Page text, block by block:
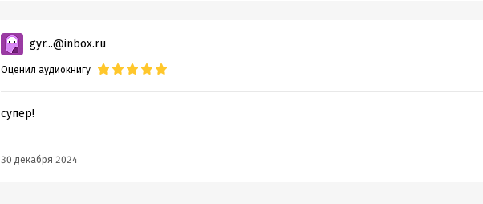
gyr...@inbox.ru
Оценил аудиокнигу
супер!
30 декабря 2024